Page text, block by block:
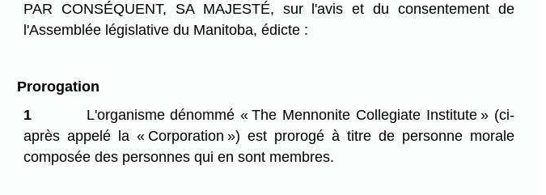
PAR CONSÉQUENT, SA MAJESTÉ, sur l'avis et du consentement de
l'Assemblée législative du Manitoba, édicte :
Prorogation
1
L'organisme dénommé « The Mennonite Collegiate Institute » (ci-
après appelé la « Corporation ») est prorogé à titre de personne morale
composée des personnes qui en sont membres.